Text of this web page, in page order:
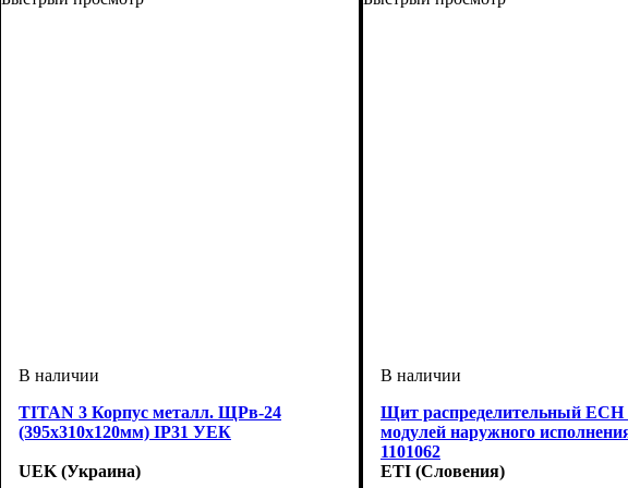
TITAN 3 Корпус металл. ЩРв-24
(395х310х120мм) IP31 УЕК
UEK (Украина)
Щит распределительный ECH
модулей наружного
1101062
ETI (Словения)